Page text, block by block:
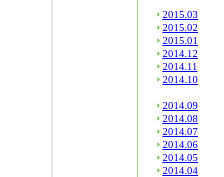
2015.03
2015.02
2015.01
2014.12
2014.11
2014.10
2014.09
2014.08
2014.07
2014.06
2014.05
2014.04